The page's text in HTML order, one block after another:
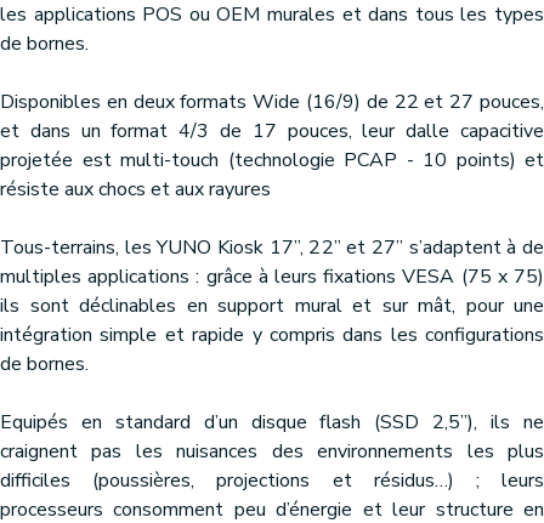
les applications POS ou OEM murales et dans tous les types
de bornes.
Disponibles en deux formats Wide (16/9) de 22 et 27 pouces,
et dans un format 4/3 de 17 pouces, leur dalle capacitive
projetée est multi-touch (technologie PCAP - 10 points) et
résiste aux chocs et aux rayures
Tous-terrains, les YUNO Kiosk 17’’, 22’’ et 27’’ s’adaptent à de
multiples applications : grâce à leurs fixations VESA (75 x 75)
ils sont déclinables en support mural et sur mât, pour une
intégration simple et rapide y compris dans les configurations
de bornes.
Equipés en standard d’un disque flash (SSD 2,5’’), ils ne
craignent pas les nuisances des environnements les plus
difficiles (poussières, projections et résidus…) ; leurs
processeurs consomment peu d’énergie et leur structure en